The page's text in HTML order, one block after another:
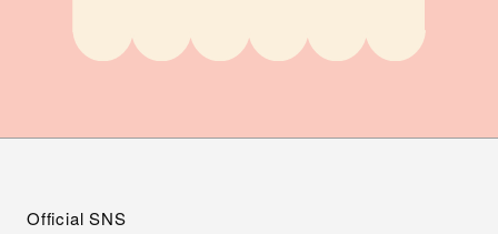
Official SNS